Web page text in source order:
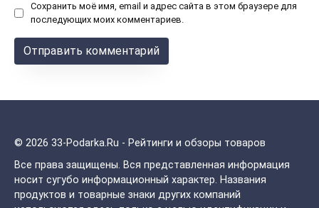
Сохранить моё имя, email и адрес сайта в этом браузере для
последующих моих комментариев.
© 2026 33-Podarka.Ru - Рейтинги и обзоры товаров
Все права защищены. Вся представленная информация
носит сугубо информационный характер. Названия
продуктов и товарные знаки других компаний